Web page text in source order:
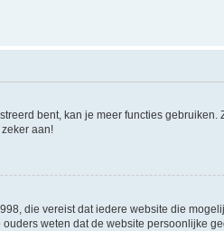
bent, kan je meer functies
aan!
die vereist dat iedere website die
weten dat de website persoonlijke